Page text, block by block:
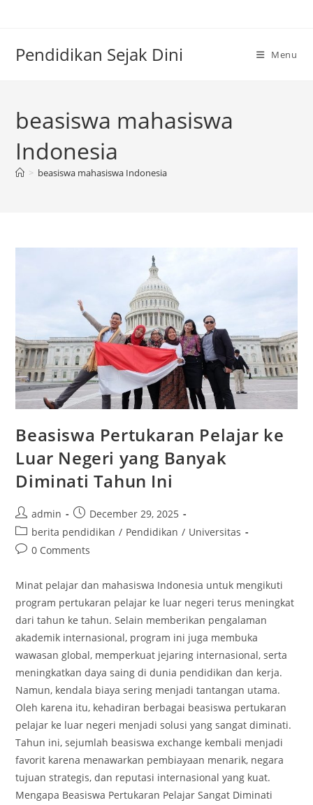
Pendidikan Sejak Dini Menu
beasiswa mahasiswa
Indonesia
> beasiswa mahasiswa Indonesia
Beasiswa Pertukaran Pelajar ke
Luar Negeri yang Banyak
Diminati Tahun Ini
Post
author:
admin
Post
published:
December 29, 2025
Post
category:
berita pendidikan / Pendidikan / Universitas
Post0 Comments
Minat pelajar dan mahasiswa Indonesia untuk mengikuti
program pertukaran pelajar ke luar negeri terus meningkat
dari tahun ke tahun. Selain memberikan pengalaman
akademik internasional, program ini juga membuka
wawasan global, memperkuat jejaring internasional, serta
meningkatkan daya saing di dunia pendidikan dan kerja.
Namun, kendala biaya sering menjadi tantangan utama.
Oleh karena itu, kehadiran berbagai beasiswa pertukaran
pelajar ke luar negeri menjadi solusi yang sangat diminati.
Tahun ini, sejumlah beasiswa exchange kembali menjadi
favorit karena menawarkan pembiayaan menarik, negara
tujuan strategis, dan reputasi internasional yang kuat.
Mengapa Beasiswa Pertukaran Pelajar Sangat Diminati